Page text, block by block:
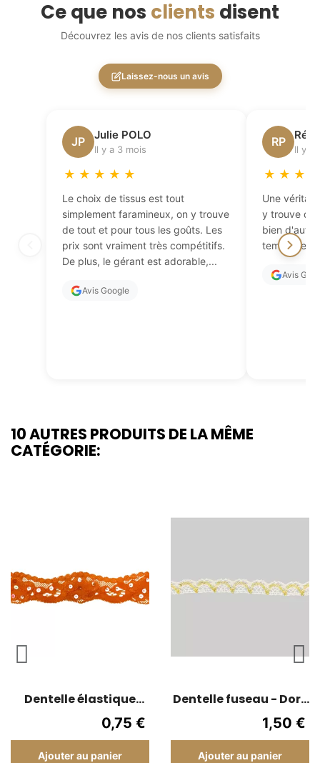
Ce que nos clients disent
Découvrez les avis de nos clients satisfaits
Laissez-nous un avis
JP Julie POLO
Il y a 3 mois
★ ★ ★ ★ ★
Le choix de tissus est tout
simplement faramineux, on y trouve
de tout et pour tous les goûts. Les
prix sont vraiment très compétitifs.
De plus, le gérant est adorable,...
Avis Google
RP
Il y a
★ ★ ★
Une
y trouve de
bien
temps de
Avis
10 AUTRES PRODUITS DE LA MÊME
CATÉGORIE:
Dentelle élastique
pailleté - Rachel 3 cm
0,75 €
Ajouter au panier
Dentelle fuseau - Doré
/ Blanc [1 cm]
1,50 €
Ajouter au panier